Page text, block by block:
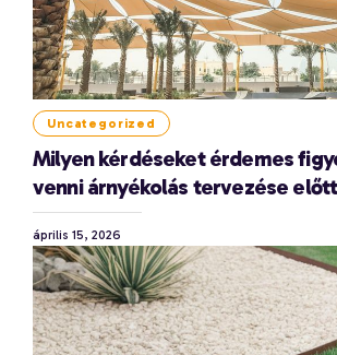
Uncategorized
Milyen kérdéseket érdemes
venni árnyékolás tervezése
április 15, 2026